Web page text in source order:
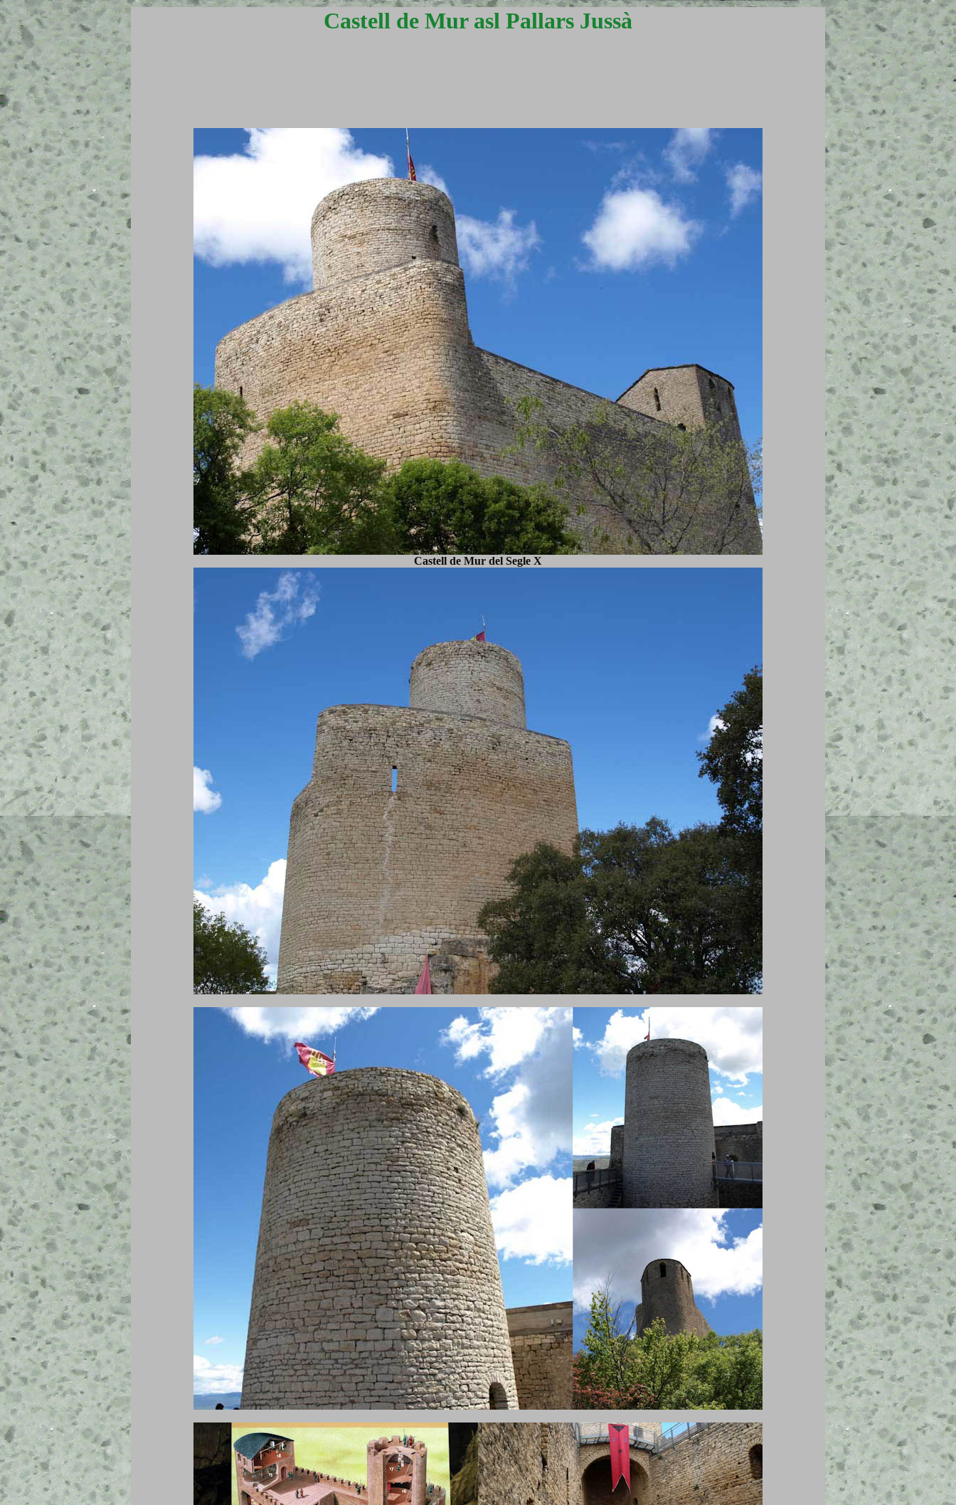
Castell de Mur asl Pallars Jussà
Castell de Mur del Segle X